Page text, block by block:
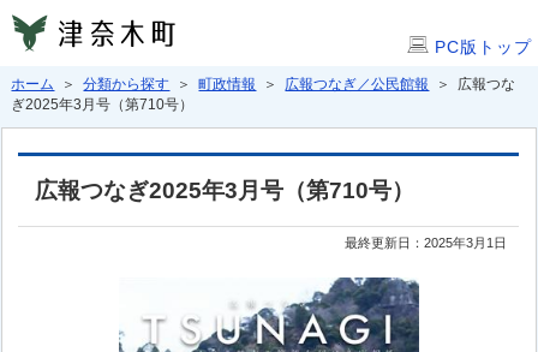
PC版トップ
ホーム ＞分類から探す ＞町政情報 ＞ 広報つなぎ／公民館報
＞ 広報つな
ぎ2025年3月号（第710号）
広報つなぎ2025年3月号（第710号）
最終更新日：2025年3月1日